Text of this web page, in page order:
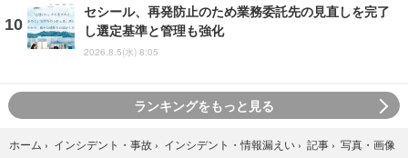
セシール、再発防止のため業務委託先の見直しを完了
し選定基準と管理も強化
2026.8.5(水) 8:05
ランキングをもっと見る
ホーム › インシデント・事故 › インシデント・情報漏えい › 記事 › 写真・画像